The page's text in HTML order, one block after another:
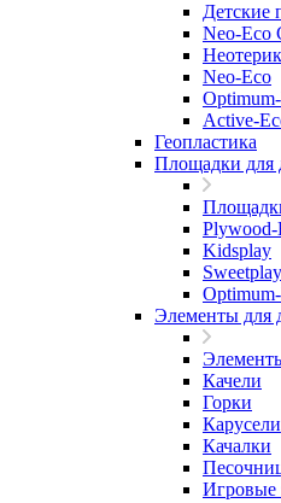
Детские
Neo-Eco
Неотерик
Neo-Eco
Active-
Геопластика
Площадки для
Plywood-
Kidsplay
Sweetplay
Элементы для
Качели
Горки
Карусели
Качалки
Игровые